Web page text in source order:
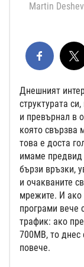
Martin Deshev
Днешният
структурата
и превърнал в
която свързва
това е доста
имаме предвид
бързи връзки,
и очакваните
мрежите. И ако
програми вече
трафик: ако
700МВ, то днес
повече.